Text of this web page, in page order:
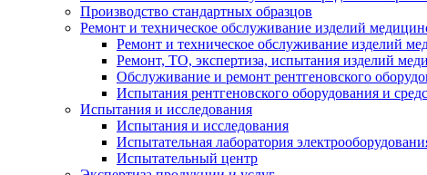
Производство стандартных образцов
Ремонт и техническое обслуживание изделий
Ремонт и техническое обслуживание изделий
Ремонт, ТО, экспертиза, испытания изделий
Обслуживание и ремонт рентгеновского
Испытания рентгеновского оборудования и
Испытания и исследования
Испытания и исследования
Испытательная лаборатория
Испытательный центр